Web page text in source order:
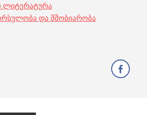
ლიტერატურა
და მშობიარობა